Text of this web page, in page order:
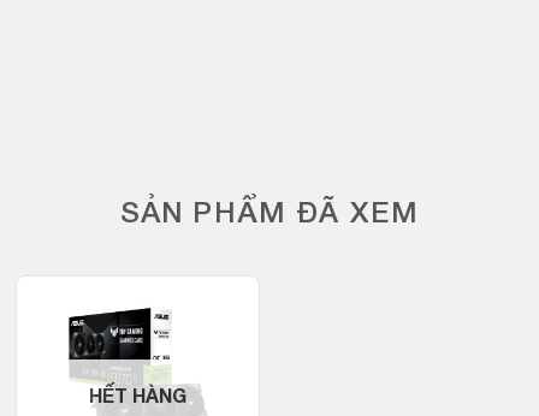
SẢN PHẨM ĐÃ XEM
HẾT HÀNG